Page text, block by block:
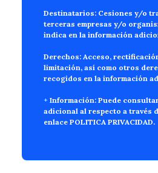
Destinatarios: Cesiones y/o
terceras empresas y/o
indica en la información
Derechos: Acceso,
limitación, así como otros
recogidos en la información
+ Información: Puede
adicional al respecto a través
enlace POLITICA PRIVACIDAD.